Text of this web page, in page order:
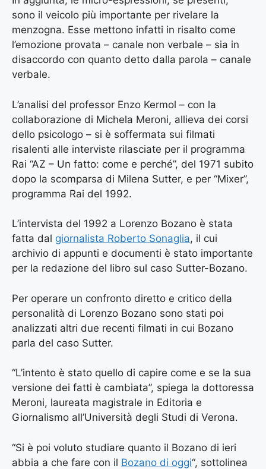
sono il veicolo più importante per rivelare la
menzogna. Esse mettono infatti in risalto come
l’emozione provata – canale non verbale – sia in
disaccordo con quanto detto dalla parola – canale
verbale.
L’analisi del professor Enzo Kermol – con la
collaborazione di Michela Meroni, allieva dei corsi
dello psicologo – si è soffermata sui filmati
risalenti alle interviste rilasciate per il programma
Rai “AZ – Un fatto: come e perché”, del 1971 subito
dopo la scomparsa di Milena Sutter, e per “Mixer”,
programma Rai del 1992.
L’intervista del 1992 a Lorenzo Bozano è stata
fatta dal giornalista Roberto Sonaglia, il cui
archivio di appunti e documenti è stato importante
per la redazione del libro sul caso Sutter-Bozano.
Per operare un confronto diretto e critico della
personalità di Lorenzo Bozano sono stati poi
analizzati altri due recenti filmati in cui Bozano
parla del caso Sutter.
“L’intento è stato quello di capire come e se la sua
versione dei fatti è cambiata”, spiega la dottoressa
Meroni, laureata magistrale in Editoria e
Giornalismo all’Università degli Studi di Verona.
“Si è poi voluto studiare quanto il Bozano di ieri
abbia a che fare con il Bozano di oggi“, sottolinea